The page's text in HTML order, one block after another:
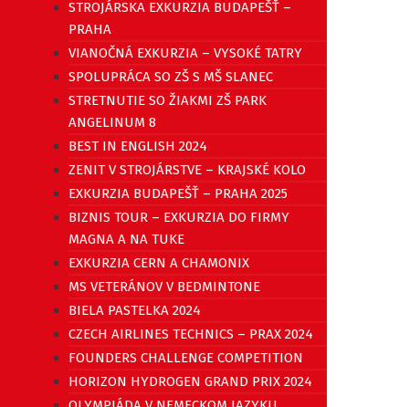
STROJÁRSKA EXKURZIA BUDAPEŠŤ –
PRAHA
VIANOČNÁ EXKURZIA – VYSOKÉ TATRY
SPOLUPRÁCA SO ZŠ S MŠ SLANEC
STRETNUTIE SO ŽIAKMI ZŠ PARK
ANGELINUM 8
BEST IN ENGLISH 2024
ZENIT V STROJÁRSTVE – KRAJSKÉ KOLO
EXKURZIA BUDAPEŠŤ – PRAHA 2025
BIZNIS TOUR – EXKURZIA DO FIRMY
MAGNA A NA TUKE
EXKURZIA CERN A CHAMONIX
MS VETERÁNOV V BEDMINTONE
BIELA PASTELKA 2024
CZECH AIRLINES TECHNICS – PRAX 2024
FOUNDERS CHALLENGE COMPETITION
HORIZON HYDROGEN GRAND PRIX 2024